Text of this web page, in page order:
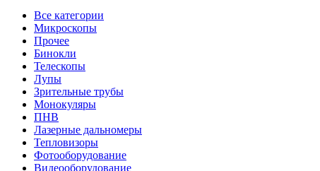
Все категории
Микроскопы
Прочее
Бинокли
Телескопы
Лупы
Зрительные трубы
Монокуляры
ПНВ
Лазерные дальномеры
Тепловизоры
Фотооборудование
Видеооборудование